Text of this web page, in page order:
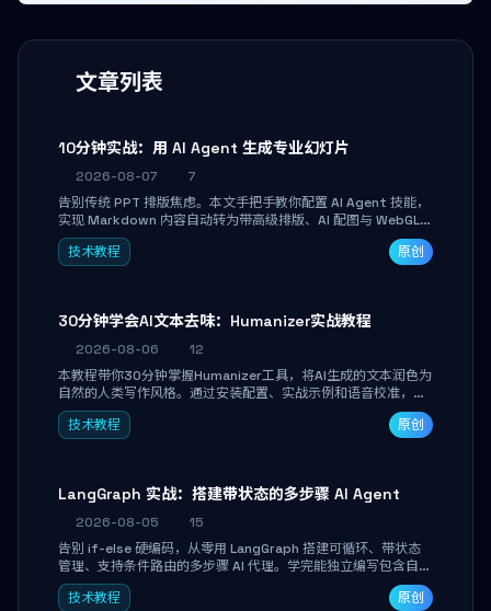
文章列表
10分钟实战：用 AI Agent 生成专业幻灯片
2026-08-07
7
告别传统 PPT 排版焦虑。本文手把手教你配置 AI Agent 技能，
实现 Markdown 内容自动转为带高级排版、AI 配图与 WebGL
运行时的 HTML 幻灯片。只需专注内容，10 分钟即可产出可投
屏的专业级演示文稿。
技术教程 原创
30分钟学会AI文本去味：Humanizer实战教程
2026-08-06
12
本教程带你30分钟掌握Humanizer工具，将AI生成的文本润色为
自然的人类写作风格。通过安装配置、实战示例和语音校准，让
你的内容告别AI痕迹，匹配个人写作习惯，适合内容创作者和技
术博主。
技术教程 原创
LangGraph 实战：搭建带状态的多步骤 AI Agent
2026-08-05
15
告别 if-else 硬编码，从零用 LangGraph 搭建可循环、带状态
管理、支持条件路由的多步骤 AI 代理。学完能独立编写包含自动
决策、工具调用和持久化状态的复杂工作流，并避开递归溢出、
状态丢失等常见坑点。
技术教程 原创